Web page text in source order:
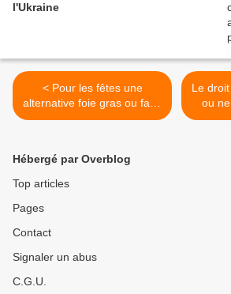
l'Ukraine
< Pour les fêtes une
alternative foie gras ou faux
gras, sans souffrance pour
Le
ou
Hébergé par Overblog
Top articles
Pages
Contact
Signaler un abus
C.G.U.